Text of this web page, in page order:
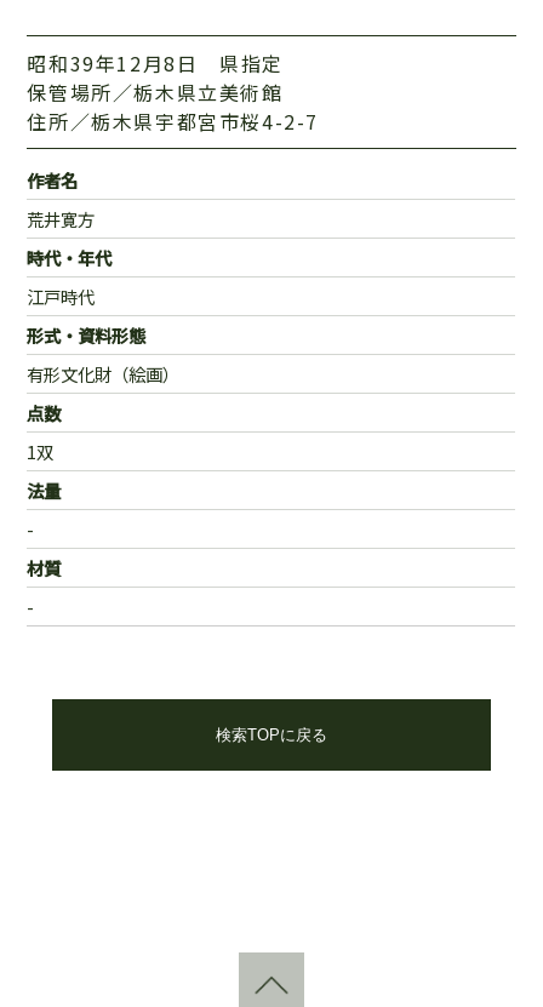
昭和39年12月8日 県指定
保管場所／栃木県立美術館
住所／栃木県宇都宮市桜4-2-7
作者名
荒井寛方
時代・年代
江戸時代
形式・資料形態
有形文化財（絵画）
点数
1双
法量
-
材質
-
検索TOPに戻る